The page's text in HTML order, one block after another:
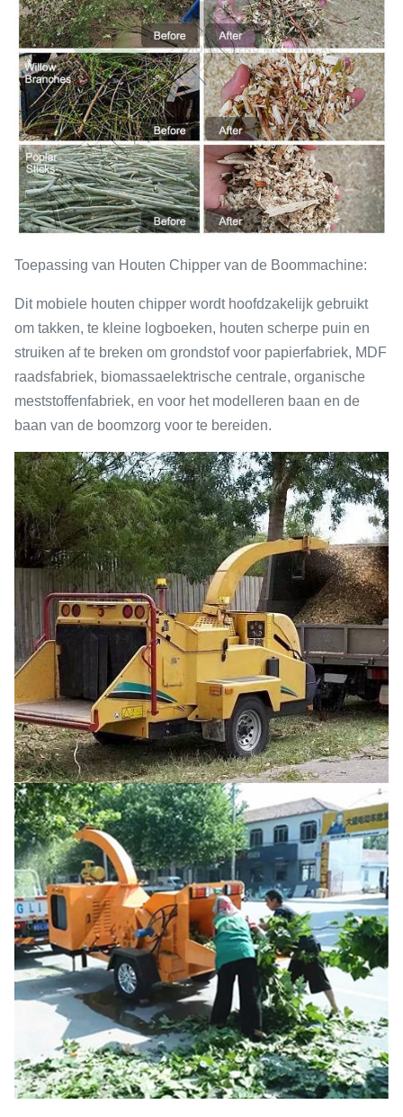
Toepassing van Houten Chipper van de Boommachine:
Dit mobiele houten chipper wordt hoofdzakelijk gebruikt
om takken, te kleine logboeken, houten scherpe puin en
struiken af te breken om grondstof voor papierfabriek, MDF
raadsfabriek, biomassaelektrische centrale, organische
meststoffenfabriek, en voor het modelleren baan en de
baan van de boomzorg voor te bereiden.